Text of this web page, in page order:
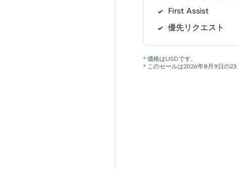
First Assist
優先リクエスト
* 価格はUSDです。
* このセールは2026年8月9日の